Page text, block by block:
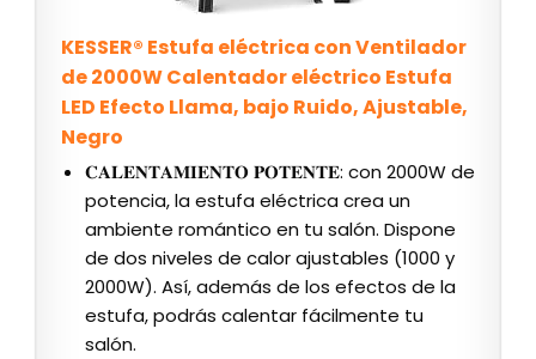
KESSER® Estufa eléctrica con Ventilador
de 2000W Calentador eléctrico Estufa
LED Efecto Llama, bajo Ruido, Ajustable,
Negro
𝐂𝐀𝐋𝐄𝐍𝐓𝐀𝐌𝐈𝐄𝐍𝐓𝐎 𝐏𝐎𝐓𝐄𝐍𝐓𝐄: con 2000W de
potencia, la estufa eléctrica crea un
ambiente romántico en tu salón. Dispone
de dos niveles de calor ajustables (1000 y
2000W). Así, además de los efectos de la
estufa, podrás calentar fácilmente tu
salón.